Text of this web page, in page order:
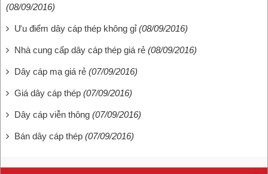
(08/09/2016)
Ưu điểm dây cáp thép không gỉ (08/09/2016)
Nhà cung cấp dây cáp thép giá rẻ (08/09/2016)
Dây cáp mạ giá rẻ (07/09/2016)
Giá dây cáp thép (07/09/2016)
Dây cáp viễn thông (07/09/2016)
Bán dây cáp thép (07/09/2016)